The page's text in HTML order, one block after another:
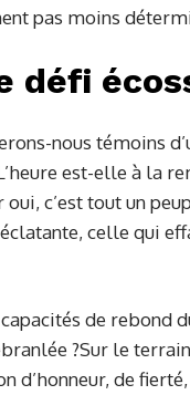
pas moins
défi
nous témoins
est-elle à la
c’est tout un
celle qui
de rebond
?Sur le
d’honneur, de